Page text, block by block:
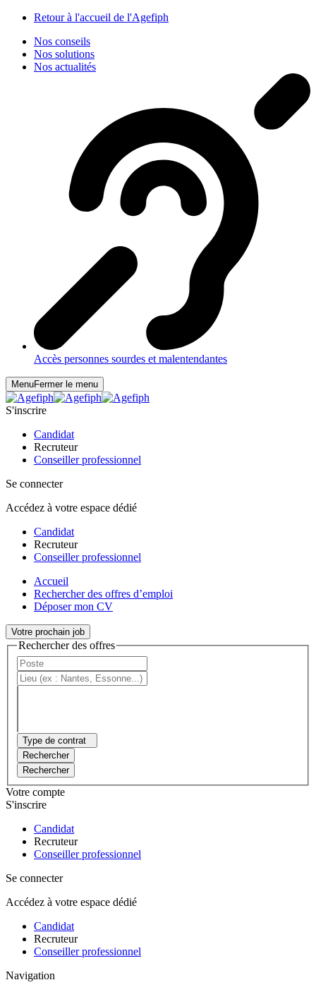
Retour à l'accueil de l'Agefiph
Nos conseils
Nos solutions
Nos actualités
Accès personnes sourdes et malentendantes
MenuFermer le menu
S'inscrire
Candidat
Recruteur
Conseiller professionnel
Se connecter
Accédez à votre espace dédié
Candidat
Recruteur
Conseiller professionnel
Accueil
Rechercher des offres d’emploi
Déposer mon CV
Votre prochain job
Rechercher des offres
Type de contrat
Rechercher
Rechercher
Votre compte
S'inscrire
Candidat
Recruteur
Conseiller professionnel
Se connecter
Accédez à votre espace dédié
Candidat
Recruteur
Conseiller professionnel
Navigation